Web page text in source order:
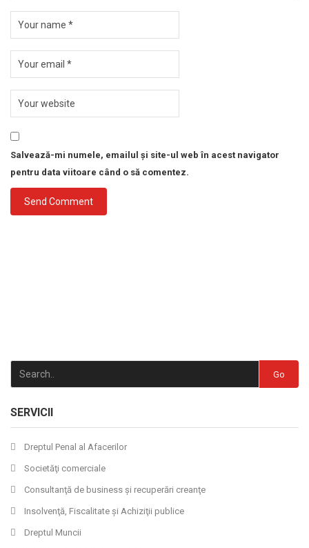
Salvează-mi numele, emailul și site-ul web în acest navigator
pentru data viitoare când o să comentez.
Go
SERVICII
Dreptul Penal al Afacerilor
Societăţi comerciale
Consultanţă de business şi recuperări creanţe
Insolvenţă, Fiscalitate şi Achiziţii publice
Dreptul Muncii